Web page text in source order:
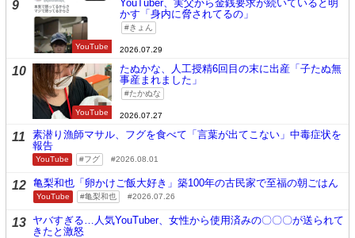
9
YouTube
YouTuber、実父から金銭要求が続いていると明
かす「身内に脅されてるの」
きょん
2026.07.29
10
YouTube
たぬかな、人工授精6回目の末に出産「子たぬ無
事産まれました」
たかぬな
2026.07.27
11
素潜り漁師マサル、フグを食べて「言葉が出てこない」中毒症状を
報告
YouTube フグ 2026.08.01
12 亀梨和也「卵かけご飯大好き」築100年の古民家で至福の朝ごはん
YouTube 亀梨和也 2026.07.26
13 ヤバすぎる…人気YouTuber、女性から使用済みの〇〇〇が送られて
きたと激怒